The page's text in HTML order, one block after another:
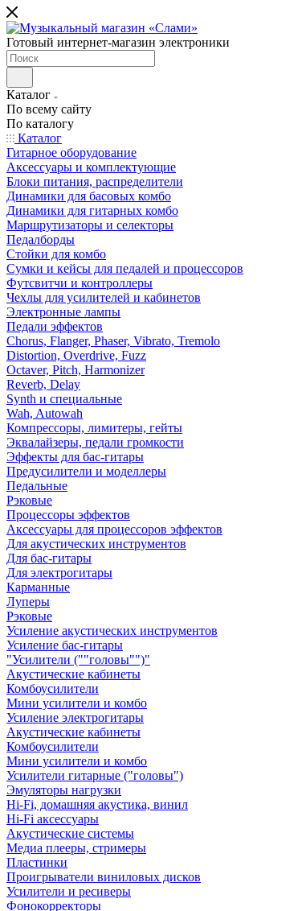
Готовый интернет-магазин электроники
Каталог
По всему сайту
По каталогу
Каталог
Гитарное оборудование
Аксессуары и комплектующие
Блоки питания, распределители
Динамики для басовых комбо
Динамики для гитарных комбо
Маршрутизаторы и селекторы
Педалборды
Стойки для комбо
Сумки и кейсы для педалей и процессоров
Футсвитчи и контроллеры
Чехлы для усилителей и кабинетов
Электронные лампы
Педали эффектов
Chorus, Flanger, Phaser, Vibrato, Tremolo
Distortion, Overdrive, Fuzz
Octaver, Pitch, Harmonizer
Reverb, Delay
Synth и специальные
Wah, Autowah
Компрессоры, лимитеры, гейты
Эквалайзеры, педали громкости
Эффекты для бас-гитары
Предусилители и моделлеры
Педальные
Рэковые
Процессоры эффектов
Аксессуары для процессоров эффектов
Для акустических инструментов
Для бас-гитары
Для электрогитары
Карманные
Луперы
Рэковые
Усиление акустических инструментов
Усиление бас-гитары
"Усилители (""головы"")"
Акустические кабинеты
Комбоусилители
Мини усилители и комбо
Усиление электрогитары
Акустические кабинеты
Комбоусилители
Мини усилители и комбо
Усилители гитарные ("головы")
Эмуляторы нагрузки
Hi-Fi, домашняя акустика, винил
Hi-Fi аксессуары
Акустические системы
Медиа плееры, стримеры
Пластинки
Проигрыватели виниловых дисков
Усилители и ресиверы
Фонокорректоры